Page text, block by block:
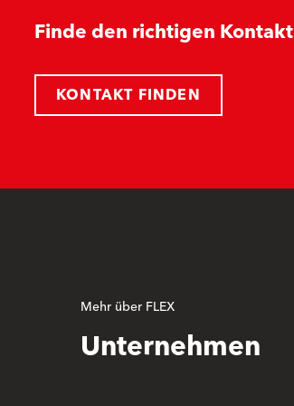
Finde den richtigen Kontakt
KONTAKT FINDEN
Mehr über FLEX
Unternehmen